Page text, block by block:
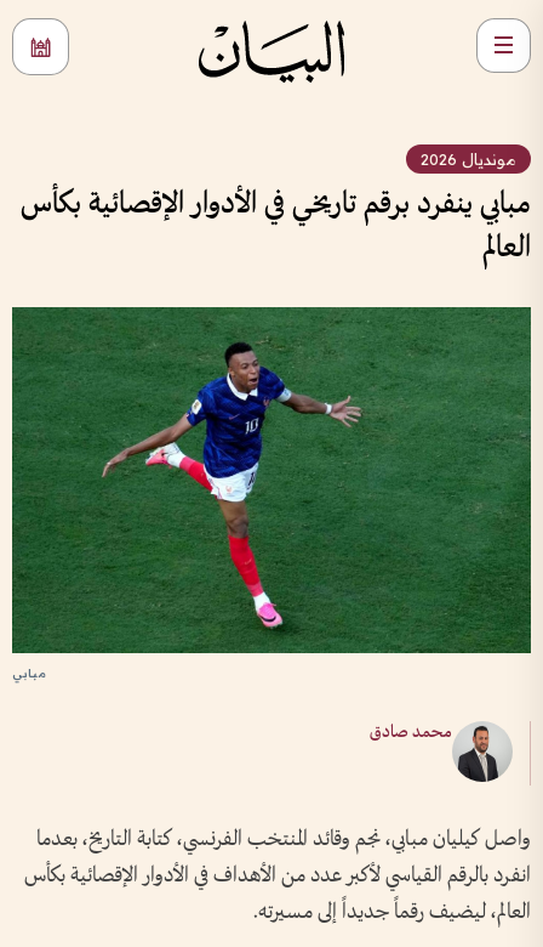
مونديال 2026
مبابي ينفرد برقم تاريخي في الأدوار الإقصائية بكأس
العالم
مبابي
محمد صادق
واصل كيليان مبابي، نجم وقائد المنتخب الفرنسي، كتابة التاريخ، بعدما
انفرد بالرقم القياسي لأكبر عدد من الأهداف في الأدوار الإقصائية بكأس
العالم، ليضيف رقماً جديداً إلى مسيرته.